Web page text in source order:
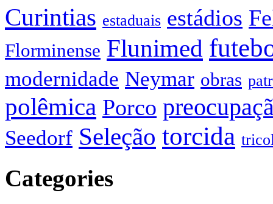
Curintias estaduais estádios
Florminense Flunimed
modernidade Neymar obras
polêmica Porco
Seedorf Seleção torcida
Categories